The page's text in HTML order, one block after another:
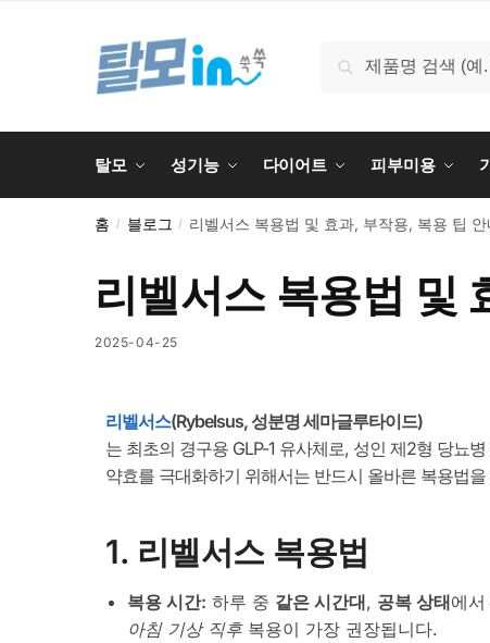
검색
탈모 성기능 다이어트 피부미용
홈 / 블로그 / 리벨서스 복용법 및 효과, 부작용, 복용 팁 안
리벨서스 복용법 및
2025-04-25
리벨서스(Rybelsus, 성분명 세마글루타이드)
는 최초의 경구용 GLP-1 유사체로, 성인 제2형 당뇨
약효를 극대화하기 위해서는 반드시 올바른 복용법
1. 리벨서스 복용법
복용 시간: 하루 중 같은 시간대, 공복 상태에
아침 기상 직후복용이 가장 권장됩니다.